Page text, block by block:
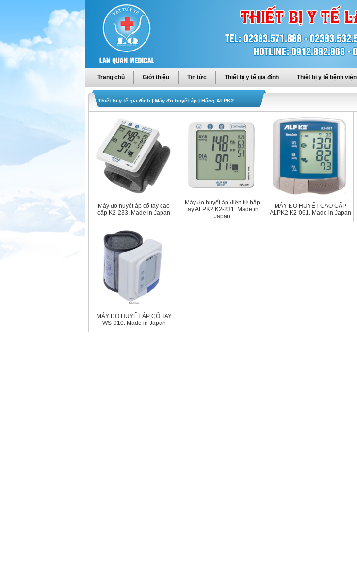
Trang chủ Giới thiệu Tin tức Thiết bị y tế gia đình Thiết bị y tế bệnh viện
Thiết bị y tế gia đình | Máy đo huyết áp | Hãng ALPK2
Máy đo huyết áp cổ tay cao
cấp K2-233. Made in Japan
Máy đo huyết áp điện tử bắp
tay ALPK2 K2-231. Made in
Japan
MÁY ĐO HUYẾT CAO CẤP
ALPK2 K2-061. Made in Japan
MÁY ĐO HUYẾT ÁP CỔ TAY
WS-910. Made in Japan